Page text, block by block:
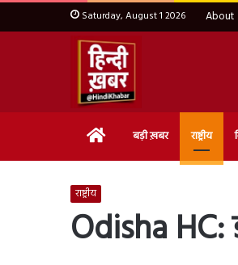
Saturday, August 1 2026 About
Home बड़ी ख़बर राष्ट्रीय
राष्ट्रीय
Odisha HC: